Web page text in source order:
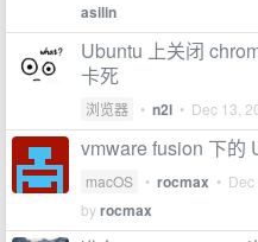
asilin
Ubuntu 上关闭
卡死
浏览器 • n2l • Dec 13,
vmware fusion 下的
macOS • rocmax •
byrocmax